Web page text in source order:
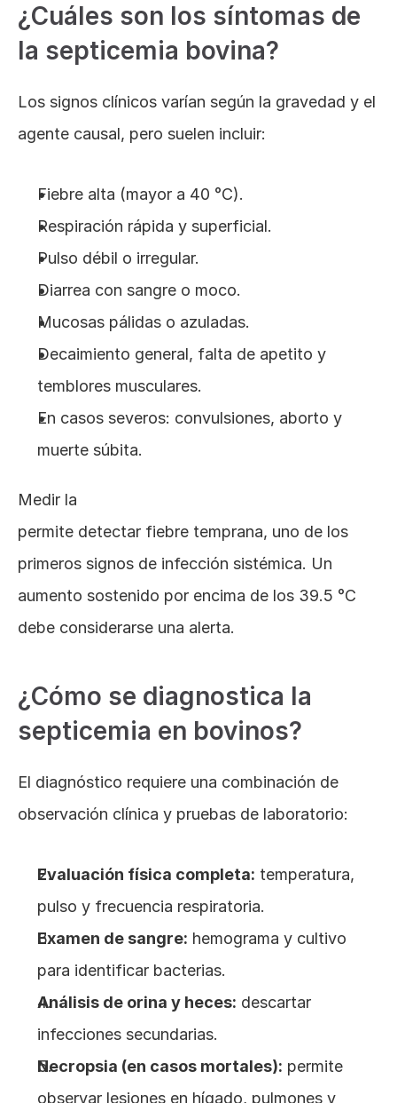
¿Cuáles son los síntomas de
la septicemia bovina?
Los signos clínicos varían según la gravedad y el
agente causal, pero suelen incluir:
Fiebre alta (mayor a 40 °C).
Respiración rápida y superficial.
Pulso débil o irregular.
Diarrea con sangre o moco.
Mucosas pálidas o azuladas.
Decaimiento general, falta de apetito y
temblores musculares.
En casos severos: convulsiones, aborto y
muerte súbita.
Medir la
permite detectar fiebre temprana, uno de los
primeros signos de infección sistémica. Un
aumento sostenido por encima de los 39.5 °C
debe considerarse una alerta.
¿Cómo se diagnostica la
septicemia en bovinos?
El diagnóstico requiere una combinación de
observación clínica y pruebas de laboratorio:
Evaluación física completa: temperatura,
pulso y frecuencia respiratoria.
Examen de sangre: hemograma y cultivo
para identificar bacterias.
Análisis de orina y heces: descartar
infecciones secundarias.
Necropsia (en casos mortales): permite
observar lesiones en hígado, pulmones y